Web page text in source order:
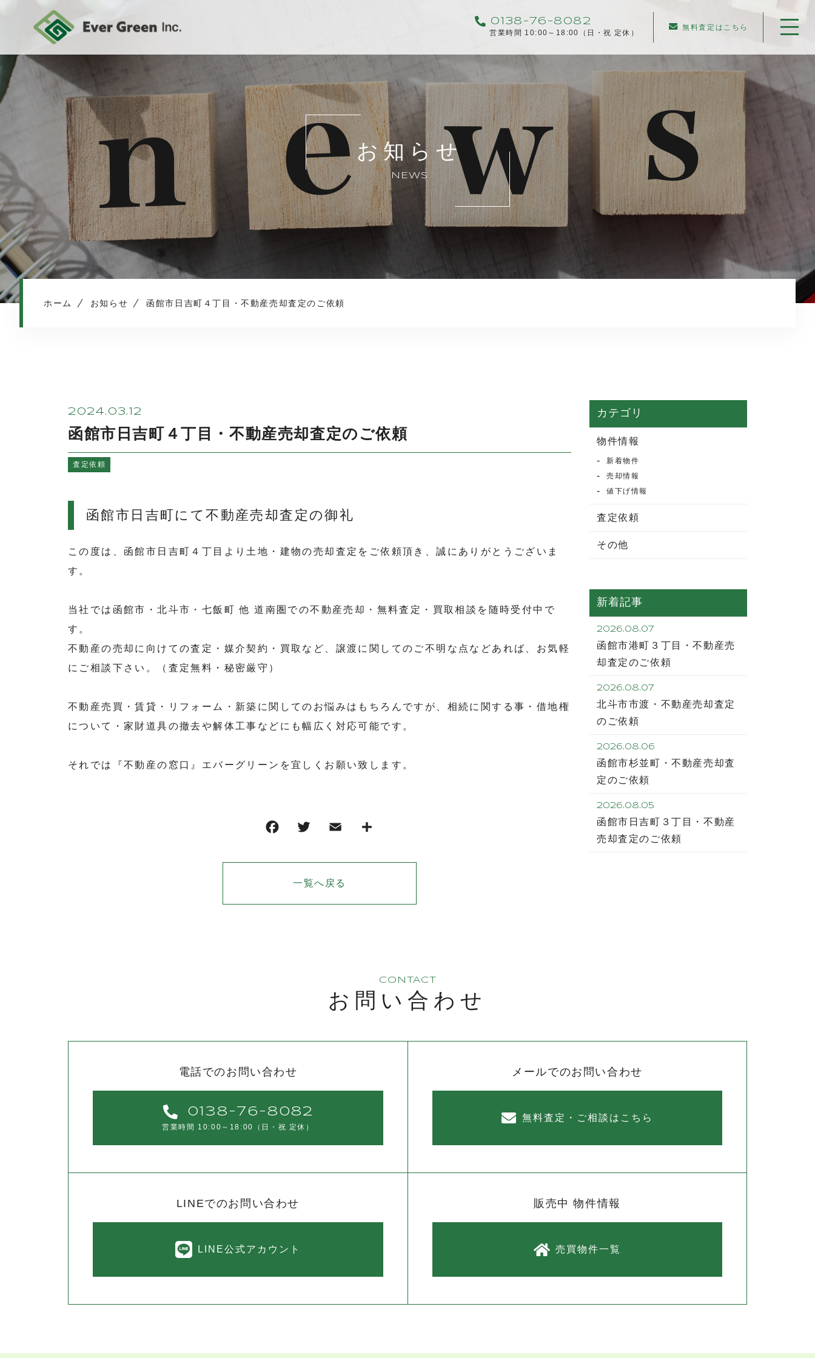
0138-76-8082
営業時間 10:00～18:00（日・祝 定休）
無料査定はこちら
当社について
不動産売却について
仲介売却
業者買取
不動産相続
プライバシーポリシー
お知らせ
NEWS
ホーム お知らせ 函館市日吉町４丁目・不動産売却査定のご依頼
2024.03.12
函館市日吉町４丁目・不動産売却査定のご依頼
査定依頼
函館市日吉町にて不動産売却査定の御礼
この度は、函館市日吉町４丁目より土地・建物の売却査定をご依頼頂き、誠にありがとうございま
す。
当社では函館市・北斗市・七飯町 他 道南圏での不動産売却・無料査定・買取相談を随時受付中で
す。
不動産の売却に向けての査定・媒介契約・買取など、譲渡に関してのご不明な点などあれば、お気軽
にご相談下さい。（査定無料・秘密厳守）
不動産売買・賃貸・リフォーム・新築に関してのお悩みはもちろんですが、相続に関する事・借地権
について・家財道具の撤去や解体工事などにも幅広く対応可能です。
それでは『不動産の窓口』エバーグリーンを宜しくお願い致します。
一覧へ戻る
カテゴリ
物件情報
新着物件
売却情報
値下げ情報
査定依頼
その他
新着記事
2026.08.07
函館市港町３丁目・不動産売
却査定のご依頼
2026.08.07
北斗市市渡・不動産売却査定
のご依頼
2026.08.06
函館市杉並町・不動産売却査
定のご依頼
2026.08.05
函館市日吉町３丁目・不動産
売却査定のご依頼
CONTACT
お問い合わせ
電話でのお問い合わせ
0138-76-8082
営業時間 10:00～18:00 （日・祝 定休）
メールでのお問い合わせ
無料査定・ご相談はこちら
LINEでのお問い合わせ
LINE公式アカウント
販売中 物件情報
売買物件一覧